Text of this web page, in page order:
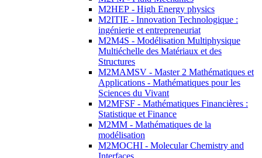
M2HEP - High Energy physics
M2ITIE - Innovation Technologique :
ingénierie et entrepreneuriat
M2M4S - Modélisation Multiphysique
Multiéchelle des Matériaux et des
Structures
M2MAMSV - Master 2 Mathématiques et
Applications - Mathématiques pour les
Sciences du Vivant
M2MFSF - Mathématiques Financières :
Statistique et Finance
M2MM - Mathématiques de la
modélisation
M2MOCHI - Molecular Chemistry and
Interfaces